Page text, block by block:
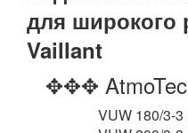
для широкого
Vaillant
✥✥✥
VUW 180/3-3